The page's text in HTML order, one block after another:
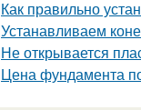
Как правильно
Устанавливаем
Не открывается
Цена фундамента